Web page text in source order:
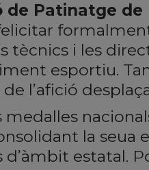
de Patinatge
tècnics i les
esportiu.
l’afició
la seua
estatal.